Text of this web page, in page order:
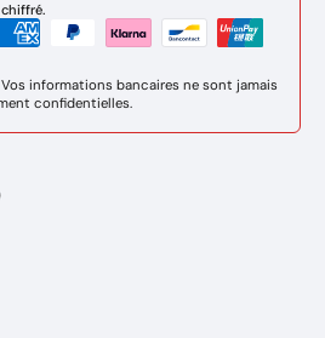
informations bancaires ne sont jamais
confidentielles.